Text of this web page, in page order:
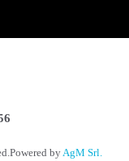
Powered byAgM Srl.